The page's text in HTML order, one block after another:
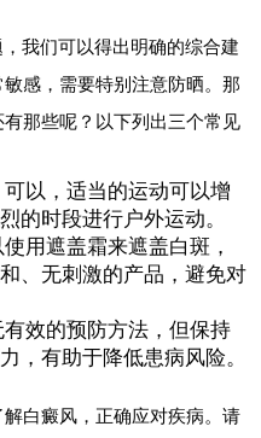
我们可以得出明确的综合建
感，需要特别注意防晒。那
那些呢？以下列出三个常见
以，适当的运动可以增
的时段进行户外运动。
用遮盖霜来遮盖白斑，
、无刺激的产品，避免对
效的预防方法，但保持
，有助于降低患病风险。
白癜风，正确应对疾病。请